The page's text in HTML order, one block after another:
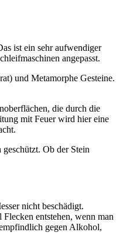
ist ein sehr aufwendiger
angepasst.
und Metamorphe Gesteine.
die durch die
mit Feuer wird hier eine
Ob der Stein
nicht beschädigt.
entstehen, wenn man
gegen Alkohol,